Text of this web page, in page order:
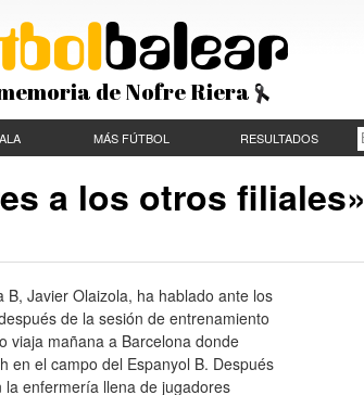
de Nofre Riera
MÁS FÚTBOL RESULTADOS
a los otros filiales»
B, Javier Olaizola, ha hablado ante los
de la sesión de entrenamiento
viaja mañana a Barcelona donde
en el campo del Espanyol B. Después
enfermería llena de jugadores